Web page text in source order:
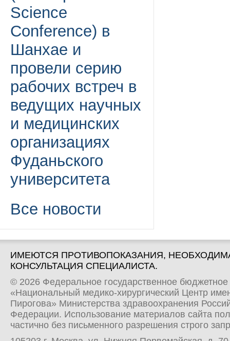
Science
Conference) в
Шанхае и
провели серию
рабочих встреч в
ведущих научных
и медицинских
организациях
Фуданьского
университета
Все новости
ИМЕЮТСЯ ПРОТИВОПОКАЗАНИЯ,
КОНСУЛЬТАЦИЯ СПЕЦИАЛИСТА.
© 2026 Федеральное государственное
«Национальный медико-хирургический Центр
Пирогова» Министерства здравоохранения
Федерации. Использование материалов сайта
частично без письменного разрешения строго